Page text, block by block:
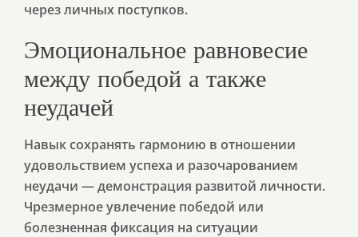
через личных поступков.
Эмоциональное равновесие
между победой а также
неудачей
Навык сохранять гармонию в отношении
удовольствием успеха и разочарованием
неудачи — демонстрация развитой личности.
Чрезмерное увлечение победой или
болезненная фиксация на ситуации